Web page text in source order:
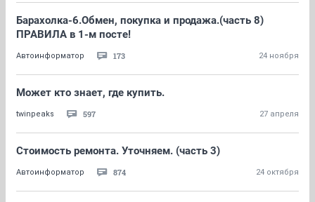
Барахолка-6.Обмен, покупка и продажа.(часть 8)
ПРАВИЛА в 1-м посте!
Автоинформатор 173 24 ноября
Может кто знает, где купить.
twinpeaks 597 27 апреля
Стоимость ремонта. Уточняем. (часть 3)
Автоинформатор 874 24 октября